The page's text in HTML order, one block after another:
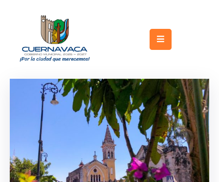
Gobierno
Licitaciones
Transparencia